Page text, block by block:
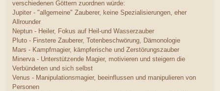
verschiedenen Göttern zuordnen würde:
Jupiter - "allgemeine" Zauberer, keine Spezialisierungen, eher
Allrounder
Neptun - Heiler, Fokus auf Heil-und Wasserzauber
Pluto - Finstere Zauberer, Totenbeschwörung, Dämonologie
Mars - Kampfmagier, kämpferische und Zerstörungszauber
Minerva - Unterstützende Magier, motivieren und steigern die
Verbündeten und sich selbst
Venus - Manipulationsmagier, beeinflussen und manipulieren von
Personen